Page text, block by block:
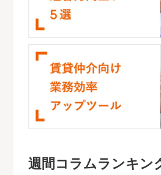
週間コラムランキン